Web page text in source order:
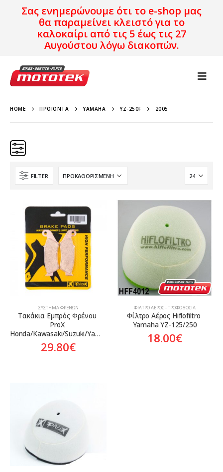
Σας ενημερώνουμε ότι το e-shop μας
θα παραμείνει κλειστό για το
καλοκαίρι από τις 5 έως τις 27
Αυγούστου λόγω διακοπών.
HOME ΠΡΟΪΌΝΤΑ YAMAHA YZ-250F 2005
Κατηγορίες
Προϊόν Προέλευση
Aftermarket
FILTER
ΣΎΣΤΗΜΑ ΦΡΈΝΩΝ
Τακάκια Εμπρός Φρένου
ProX
Honda/Kawasaki/Suzuki/Yamaha
29.80€
ΦΊΛΤΡΟ ΑΈΡΟΣ - ΤΡΟΦΟΔΟΣΊΑ
Φίλτρο Αέρος Hiflofiltro
Yamaha YZ-125/250
18.00€